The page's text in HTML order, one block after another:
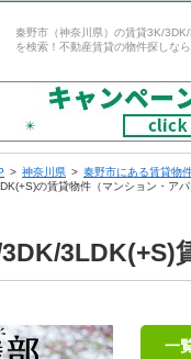
秦野市（神奈川県）の賃貸3K/
を検索！不動産賃貸の物件探しな
神奈川県
秦野市にある賃貸物
の賃貸物件（マンション・ア
3LDK(+S)
一